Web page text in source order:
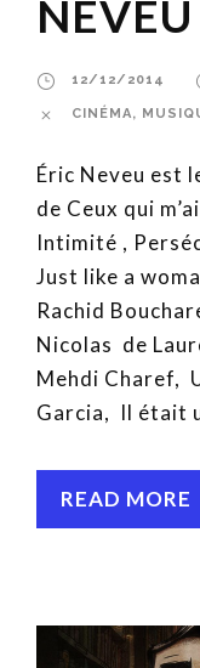
NEVEU
12/12/2014
CINÉMA,
Éric Neveu est
de Ceux qui
Intimité ,
Just like a
Rachid
Nicolas de
Mehdi Charef,
Garcia, Il était
READ MORE